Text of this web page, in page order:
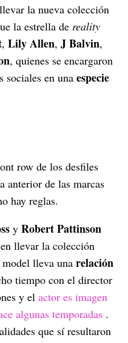
la nueva colección
la estrella de reality
, Lily Allen, J Balvin,
, quienes se encargaron
sociales en una especie
row de los desfiles
anterior de las marcas
hay reglas.
y Robert Pattinson
llevar la colección
lleva una relación
tiempo con el director
y el actor es imagen
algunas temporadas .
que sí resultaron